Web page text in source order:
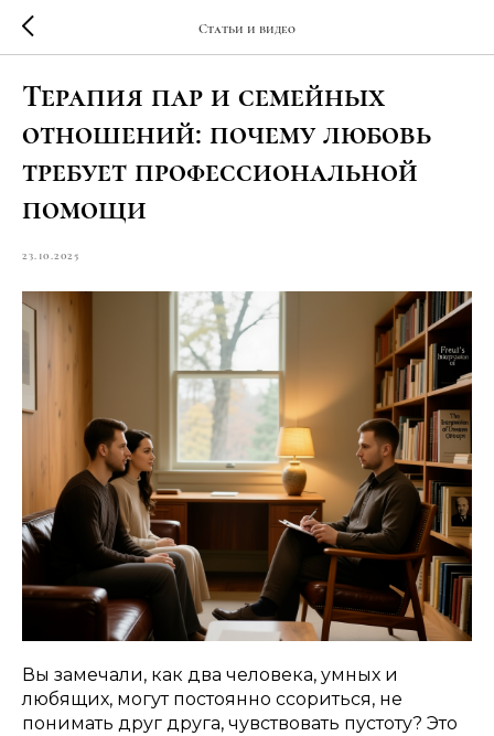
Статьи и видео
Терапия пар и семейных
отношений: почему любовь
требует профессиональной
помощи
23.10.2025
Вы замечали, как два человека, умных и
любящих, могут постоянно ссориться, не
понимать друг друга, чувствовать пустоту? Это